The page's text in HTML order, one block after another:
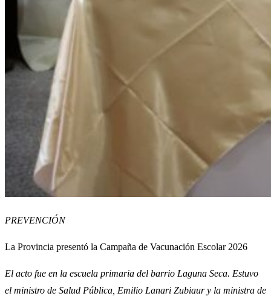
PREVENCIÓN
La Provincia presentó la Campaña de Vacunación Escolar 2026
El acto fue en la escuela primaria del barrio Laguna Seca. Estuvo
el ministro de Salud Pública, Emilio Lanari Zubiaur y la ministra de